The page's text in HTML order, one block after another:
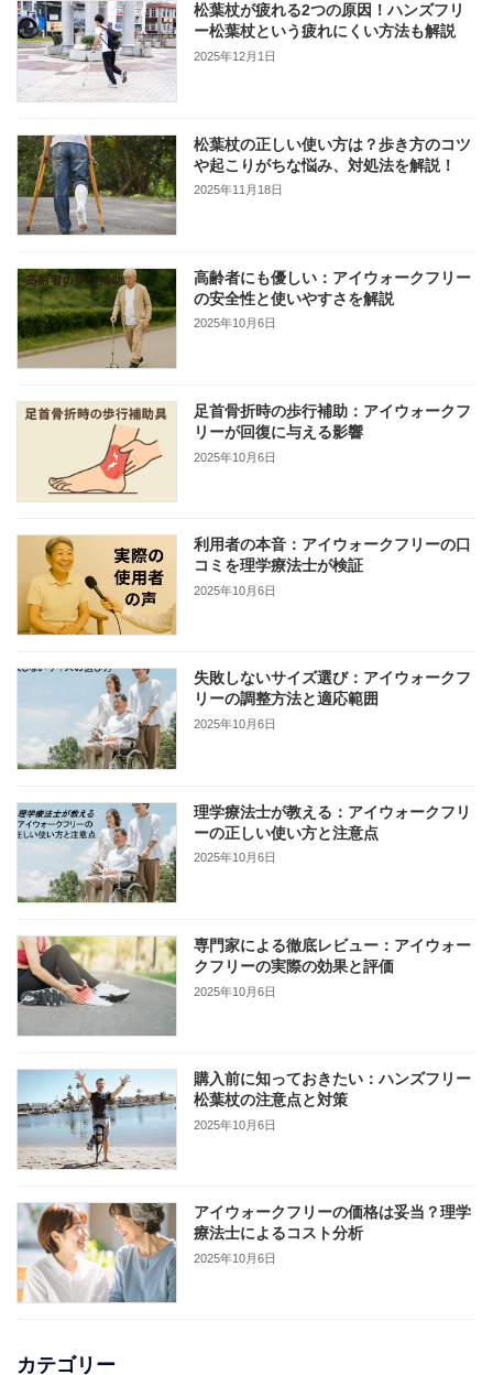
松葉杖が疲れる2つの原因！ハンズフリ
ー松葉杖という疲れにくい方法も解説
2025年12月1日
松葉杖の正しい使い方は？歩き方のコツ
や起こりがちな悩み、対処法を解説！
2025年11月18日
高齢者にも優しい：アイウォークフリー
の安全性と使いやすさを解説
2025年10月6日
足首骨折時の歩行補助：アイウォークフ
リーが回復に与える影響
2025年10月6日
利用者の本音：アイウォークフリーの口
コミを理学療法士が検証
2025年10月6日
失敗しないサイズ選び：アイウォークフ
リーの調整方法と適応範囲
2025年10月6日
理学療法士が教える：アイウォークフリ
ーの正しい使い方と注意点
2025年10月6日
専門家による徹底レビュー：アイウォー
クフリーの実際の効果と評価
2025年10月6日
購入前に知っておきたい：ハンズフリー
松葉杖の注意点と対策
2025年10月6日
アイウォークフリーの価格は妥当？理学
療法士によるコスト分析
2025年10月6日
カテゴリー